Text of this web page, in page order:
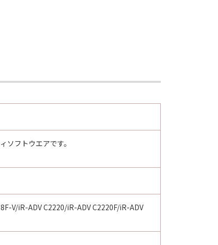
をインストールした時点で発
物のすべてを廃棄または消去す
ーザーである場合、以下の規定
1995), consisting of
are used in 48 C.F.R. 12.212
all U.S. Government End
Inc./30-2, Shimomaruko 3-
し示すものとします。
フトウエアです。
V/iR-ADV C2220/iR-ADV C2220F/iR-ADV